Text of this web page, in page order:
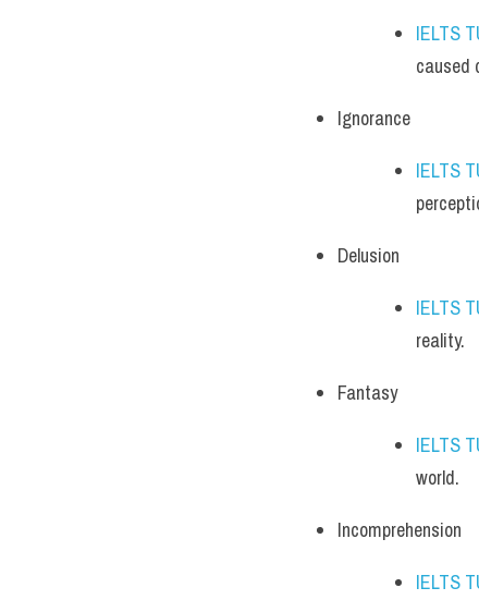
IELTS
caused
Ignorance
IELTS
Delusion
IELTS
reality.
Fantasy
IELTS
world.
Incomprehension
IELTS